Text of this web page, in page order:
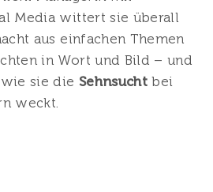
Media wittert sie überall
aus einfachen Themen
in Wort und Bild – und
sie die Sehnsuchtbei
weckt.